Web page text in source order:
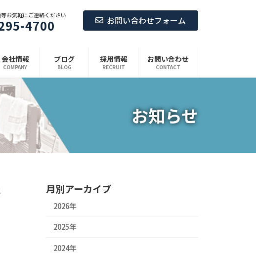
お気軽にご連絡ください
4700 お問い合わせフォーム
会社情報
COMPANY
ブログ
BLOG
採用情報
RECRUIT
お問い合わせ
CONTACT
お知らせ
月別アーカイブ
2026年
2025年
2024年